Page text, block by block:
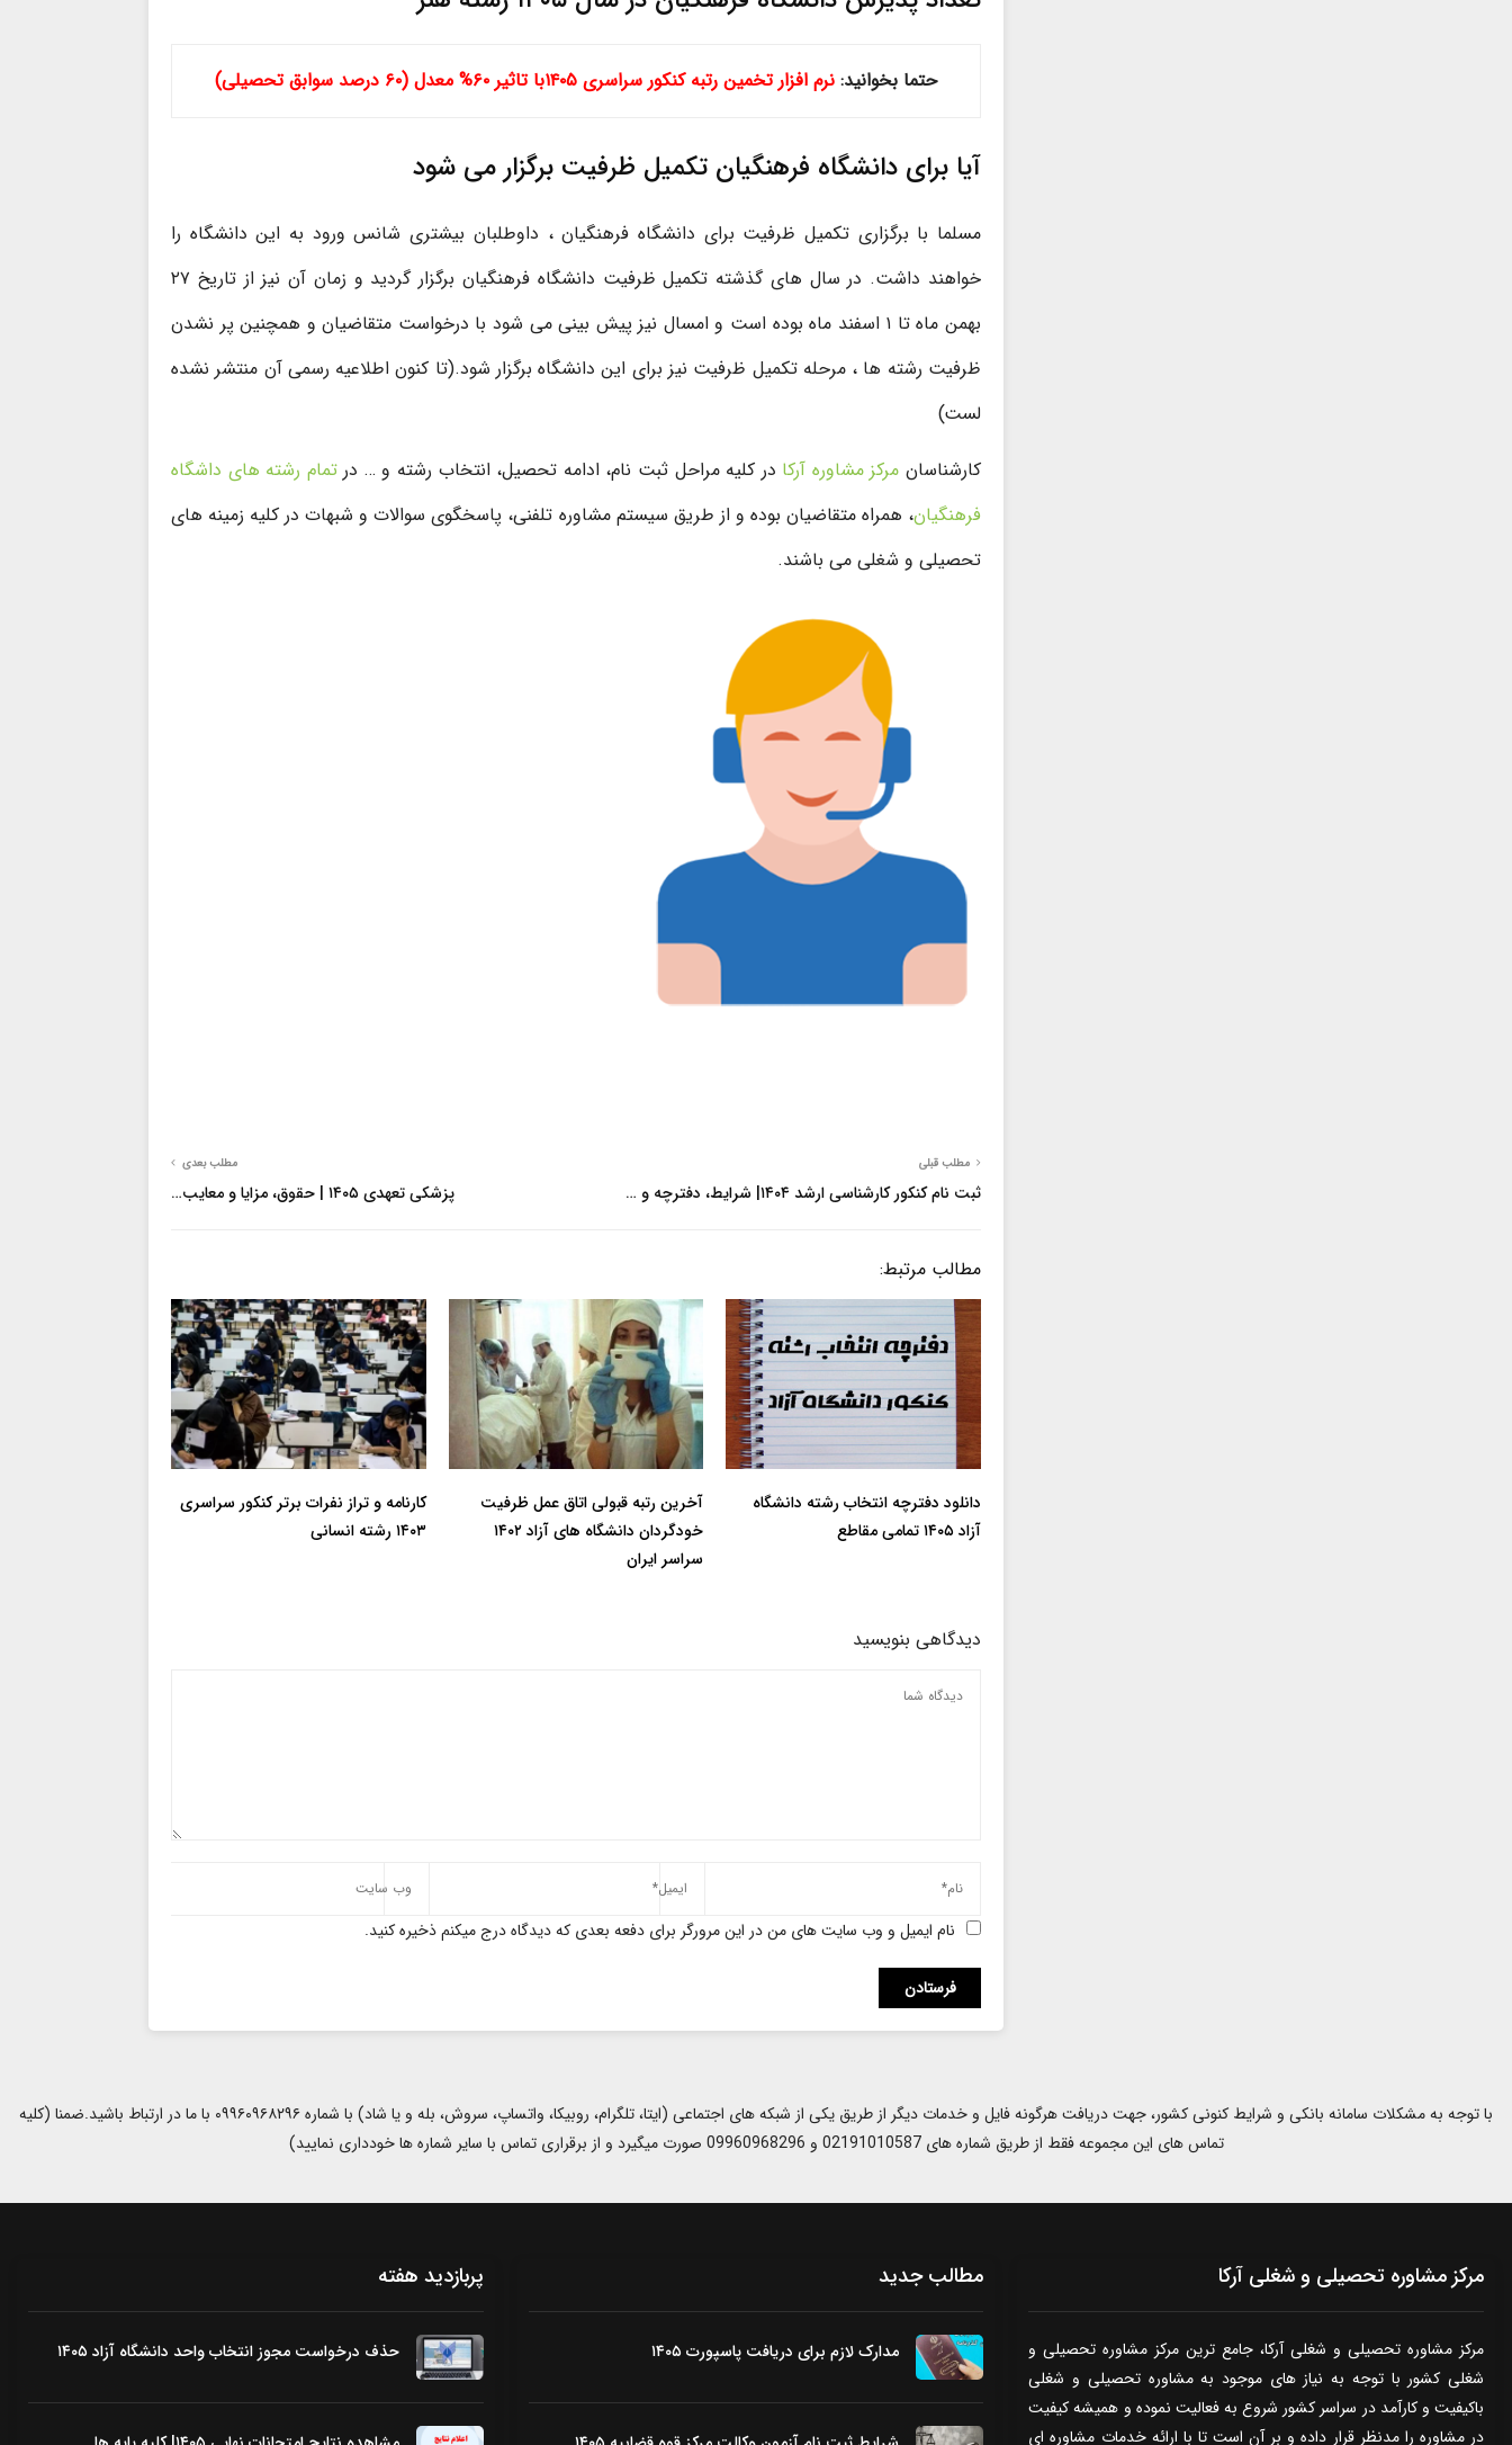
حتما بخوانید: نرم افزار تخمین رتبه کنکور سراسری ۱۴۰۵با تاثیر ۶۰% معدل (۶۰ درصد سوابق تحصیلی)
آیا برای دانشگاه فرهنگیان تکمیل ظرفیت برگزار می شود
مسلما با برگزاری تکمیل ظرفیت برای دانشگاه فرهنگیان ، داوطلبان بیشتری شانس ورود به این دانشگاه را
خواهند داشت. در سال های گذشته تکمیل ظرفیت دانشگاه فرهنگیان برگزار گردید و زمان آن نیز از تاریخ ۲۷
بهمن ماه تا ۱ اسفند ماه بوده‌ است و امسال نیز پیش بینی می شود با درخواست متقاضیان و همچنین پر نشدن
ظرفیت رشته‌ ها ، مرحله تکمیل ظرفیت نیز برای این دانشگاه برگزار شود.(تا کنون اطلاعیه رسمی آن منتشر نشده
لست)
کارشناسان مرکز مشاوره آرکا در کلیه مراحل ثبت نام، ادامه تحصیل، انتخاب رشته و … درتمام رشته های داشگاه
فرهنگیان، همراه متقاضیان بوده و از طریق سیستم مشاوره تلفنی، پاسخگوی سوالات و شبهات در کلیه زمینه های
تحصیلی و شغلی می باشند.
مطلب قبلی
ثبت نام کنکور کارشناسی ارشد ۱۴۰۴| شرایط، دفترچه و …
مطلب بعدی
پزشکی تعهدی ۱۴۰۵ | حقوق، مزایا و معایب…
مطالب مرتبط:
دانلود دفترچه انتخاب رشته دانشگاه
آزاد ۱۴۰۵ تمامی مقاطع
آخرین رتبه قبولی اتاق عمل ظرفیت
خودگردان دانشگاه های آزاد ۱۴۰۲
سراسر ایران
کارنامه و تراز نفرات برتر کنکور سراسری
۱۴۰۳ رشته انسانی
دیدگاهی بنویسید
نام ایمیل و وب سایت های من در این مرورگر برای دفعه بعدی که دیدگاه درج میکنم ذخیره کنید.
با توجه به مشکلات سامانه بانکی و شرایط کنونی کشور، جهت دریافت هرگونه فایل و خدمات دیگر از طریق یکی از شبکه های اجتماعی (ایتا، تلگرام، روبیکا، واتساپ، سروش، بله و یا شاد) با شماره ۰۹۹۶۰۹۶۸۲۹۶ با ما در ارتباط باشید.ضمنا (کلیه
تماس های این مجموعه فقط از طریق شماره های 02191010587 و 09960968296 صورت میگیرد و از برقراری تماس با سایر شماره ها خودداری نمایید)
مرکز مشاوره تحصیلی و شغلی آرکا
مرکز مشاوره تحصیلی و شغلی آرکا، جامع ترین مرکز مشاوره تحصیلی و
شغلی کشور با توجه به نیاز های موجود به مشاوره تحصیلی و شغلی
باکیفیت و کارآمد در سراسر کشور شروع به فعالیت نموده و همیشه کیفیت
در مشاوره را مدنظر قرار داده و بر آن است تا با ارائه خدمات مشاوره ای
مطالب جدید
مدارک لازم برای دریافت پاسپورت ۱۴۰۵
پربازدید هفته
حذف درخواست مجوز انتخاب واحد دانشگاه آزاد ۱۴۰۵